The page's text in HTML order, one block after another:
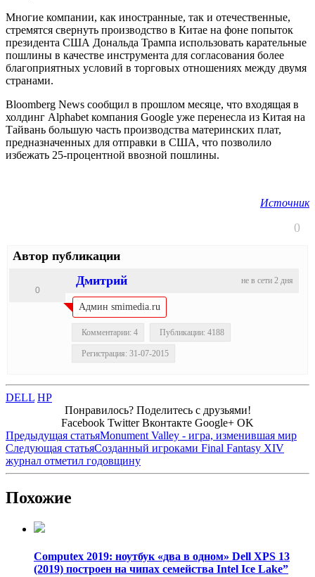
Многие компании, как иностранные, так и отечественные,
стремятся свернуть производство в Китае на фоне попыток
президента США Дональда Трампа использовать карательные
пошлины в качестве инструмента для согласования более
благоприятных условий в торговых отношениях между двумя
странами.
Bloomberg News сообщил в прошлом месяце, что входящая в
холдинг Alphabet компания Google уже перенесла из Китая на
Тайвань большую часть производства материнских плат,
предназначенных для отправки в США, что позволило
избежать 25-процентной ввозной пошлины.
Источник
0
Автор публикации
не в сети 2 дня
Дмитрий
0
Админ smimedia.ru
Комментарии: 4 Публикации: 4188
Регистрация: 31-07-2015
DELL HP
Понравилось? Поделитесь с друзьями!
Facebook Twitter Вконтакте Google+ OK
Предыдущая статьяMonument Valley - игра, изменившая мир
Следующая статьяСозданный игроками Final Fantasy XIV
журнал отметил годовщину
Похожие
Computex 2019: ноутбук «два в одном» Dell XPS 13
(2019) построен на чипах семейства Intel Ice Lake”